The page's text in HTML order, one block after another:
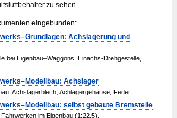
zu sehen.
eingebunden:
Achslagerung und
bei Eigenbau–Waggons. Einachs-Drehgestelle,
Achslager
Achslagerblech, Achlagergehäuse, Feder
selbst gebaute Bremsteile
im Eigenbau (1:22,5).